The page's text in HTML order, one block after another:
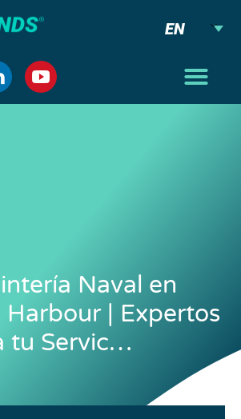
EN
Naval en
Harbour | Expertos
tu Servic…